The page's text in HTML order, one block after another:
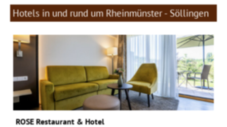
Hotels in und rund um Rheinmünster - Söllingen
ROSE Restaurant & Hotel